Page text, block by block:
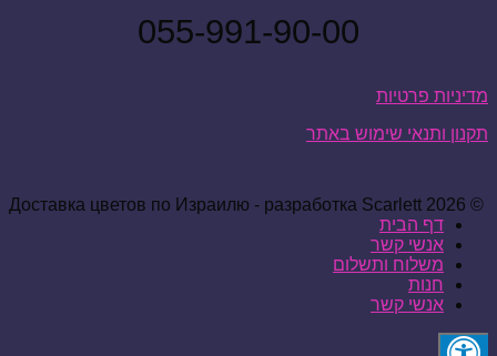
055-991-90-00
מדיניות פרטיות
תקנון ותנאי שימוש באתר
© 2026 Доставка цветов по Израилю - разработка Scarlett
דף הבית
אנשי קשר
משלוח ותשלום
חנות
אנשי קשר